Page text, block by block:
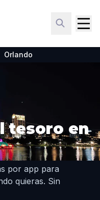
Orlando
tesoro en
por app para
quieras. Sin